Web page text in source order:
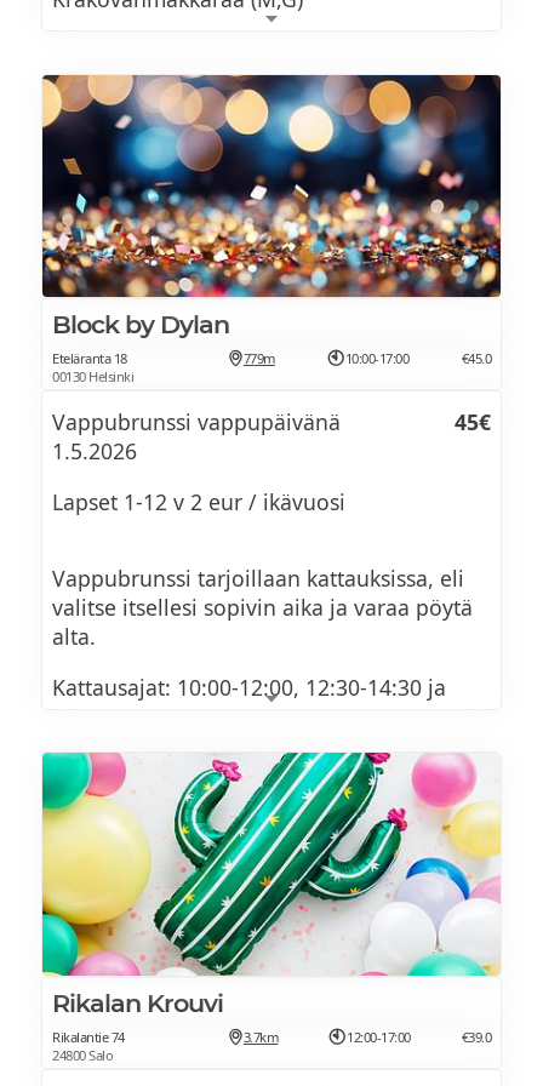
Maukasta braatvurstia (M,G)
Rapeita kananugetteja (M)
Meheviä kasvispyöryköitä (VE,G)
Annanperunoita (L,G)
Curryjogurttia (L,G)
Valkosipulimajoneesia (M,G)
Runsas ja monipuolinen salaattipöytä
Nachoja ja tomaattisalsaa (VE,G)
Ruokajuomat
Sokeroituja donitseja (L)
Minipannukakkuja
Kanelisokeroituja churroja (M)
Vohvelikeksejä (L)
Popcornia (VE, G)
Suklaa-, kinuski- ja mansikkakastiketta
Vaahtokarkkeja (L, G) ja värikkäitä
strösseleitä (VE,G)
Kahvia, teetä ja kaakaota
Block by Dylan
Eteläranta 18
00130 Helsinki
779m 10:00-17:00 €45.0
Vappubrunssi vappupäivänä
1.5.2026
45€
Lapset 1-12 v 2 eur / ikävuosi
Vappubrunssi tarjoillaan kattauksissa, eli
valitse itsellesi sopivin aika ja varaa pöytä
alta.
Kattausajat: 10:00-12:00, 12:30-14:30 ja
Muista tehdä pöytävaraus!
VAPPUMENU 2026
SALAATTIPÖYTÄ
Raikasta vihersalaattia (V,G)
Caesarsalaattia (L,G, sisältää kalaa)
Rikalan Krouvi
Rikalantie 74
24800 Salo
3.7km 12:00-17:00 €39.0